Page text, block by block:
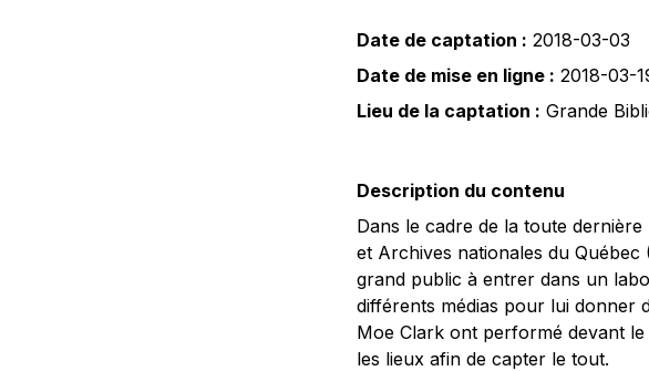
Date de captation : 2018-03-03
Date de mise en ligne : 2018-03-
Lieu de la captation : Grande
Description du contenu
Dans le cadre de la toute
et Archives nationales du Québec
grand public à entrer dans un
différents médias pour lui donner
Moe Clark ont performé devant le
les lieux afin de capter le tout.